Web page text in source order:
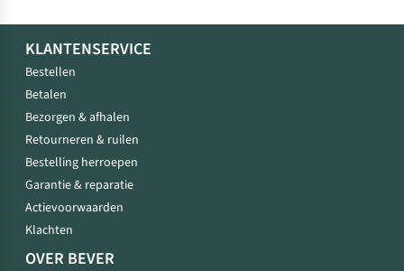
KLANTENSERVICE
Bestellen
Betalen
Bezorgen & afhalen
Retourneren & ruilen
Bestelling herroepen
Garantie & reparatie
Actievoorwaarden
Klachten
OVER BEVER